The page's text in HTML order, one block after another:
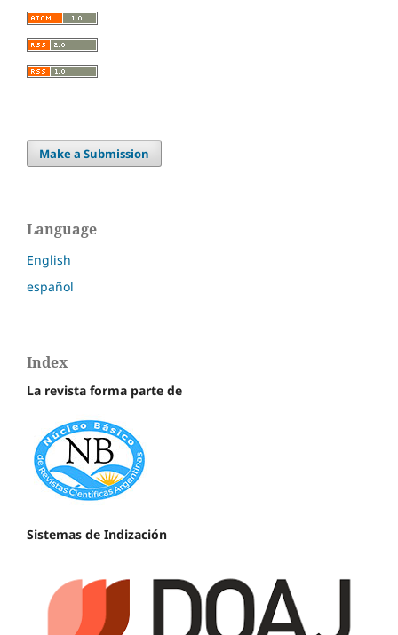
Make a Submission
Language
English
español
Index
La revista forma parte de
Sistemas de Indización